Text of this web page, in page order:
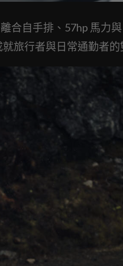
合自手排、57hp 馬力
旅行者與日常通勤者的